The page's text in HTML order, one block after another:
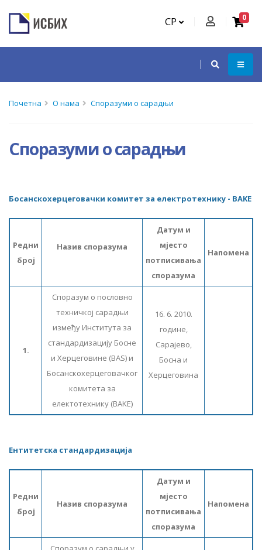
СР 0
Почетна О нама Споразуми о сарадњи
Споразуми о сарадњи
Босанскохерцеговачки комитет за електротехнику - BAKE
Редни
број
Назив споразума
Датум и
мјесто
потписивања
споразума
Напомена
1.
Споразум о пословно
техничкој сарадњи
између Института за
стандардизацију Босне
и Херцеговине (BAS) и
Босанскохерцеговачког
комитета за
електотехнику (BAKE)
16. 6. 2010.
године,
Сарајево,
Босна и
Херцеговина
Ентитетска стандардизација
Редни
број
Назив споразума
Датум и
мјесто
потписивања
споразума
Напомена